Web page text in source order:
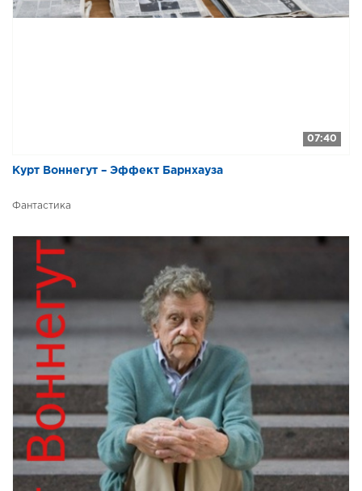
07:40
Курт Воннегут – Эффект Барнхауза
Фантастика